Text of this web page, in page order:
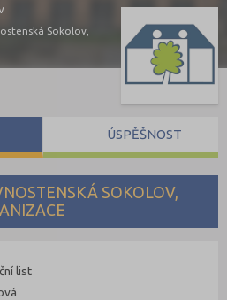
Sokolov,
SOKOLOV,
list
ÚSPĚŠNOST